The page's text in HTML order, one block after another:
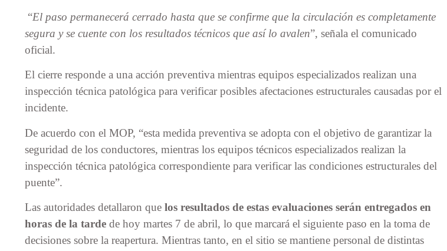
“El paso permanecerá cerrado hasta que se confirme que la circulación es completamente
segura y se cuente con los resultados técnicos que así lo avalen”, señala el comunicado
oficial.
El cierre responde a una acción preventiva mientras equipos especializados realizan una
inspección técnica patológica para verificar posibles afectaciones estructurales causadas por el
incidente.
De acuerdo con el MOP, “esta medida preventiva se adopta con el objetivo de garantizar la
seguridad de los conductores, mientras los equipos técnicos especializados realizan la
inspección técnica patológica correspondiente para verificar las condiciones estructurales del
puente”.
Las autoridades detallaron que los resultados de estas evaluaciones serán entregados en
horas de la tarde de hoy martes 7 de abril, lo que marcará el siguiente paso en la toma de
decisiones sobre la reapertura. Mientras tanto, en el sitio se mantiene personal de distintas